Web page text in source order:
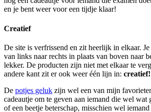
en je bent weer voor een tijdje klaar!
Creatief
De site is verfrissend en zit heerlijk in elkaar.
van links naar rechts in plaats van boven naar
lekker. De producten zijn niet met elkaar te
andere kant zit er ook weer één lijn in: creatief!
De potjes geluk zijn wel een van mijn
cadeautje om te geven aan iemand die wel wat
of een beetje beterschap, misschien wel